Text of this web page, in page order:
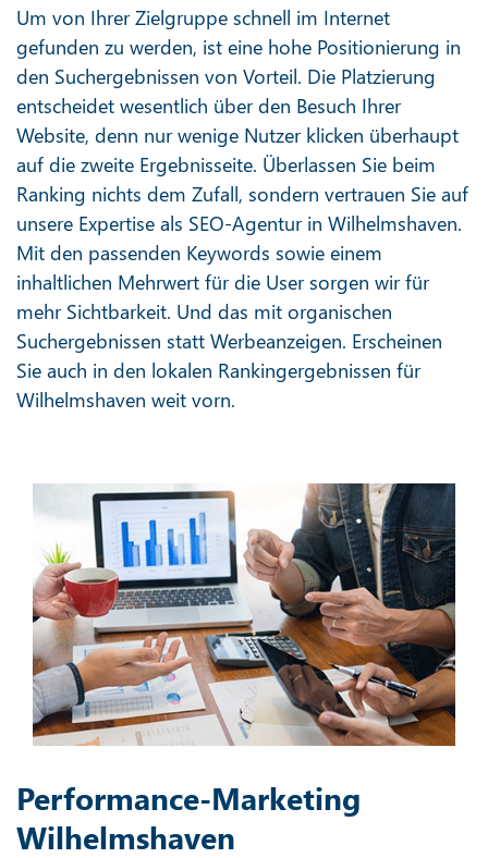
Um von Ihrer Zielgruppe schnell im Internet
gefunden zu werden, ist eine hohe Positionierung in
den Suchergebnissen von Vorteil. Die Platzierung
entscheidet wesentlich über den Besuch Ihrer
Website, denn nur wenige Nutzer klicken überhaupt
auf die zweite Ergebnisseite. Überlassen Sie beim
Ranking nichts dem Zufall, sondern vertrauen Sie auf
unsere Expertise als SEO-Agentur in Wilhelmshaven.
Mit den passenden Keywords sowie einem
inhaltlichen Mehrwert für die User sorgen wir für
mehr Sichtbarkeit. Und das mit organischen
Suchergebnissen statt Werbeanzeigen. Erscheinen
Sie auch in den lokalen Rankingergebnissen für
Wilhelmshaven weit vorn.
Performance-Marketing
Wilhelmshaven